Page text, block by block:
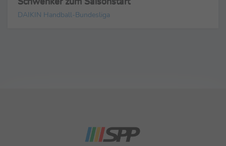
DAIKIN Handball-Bundesliga